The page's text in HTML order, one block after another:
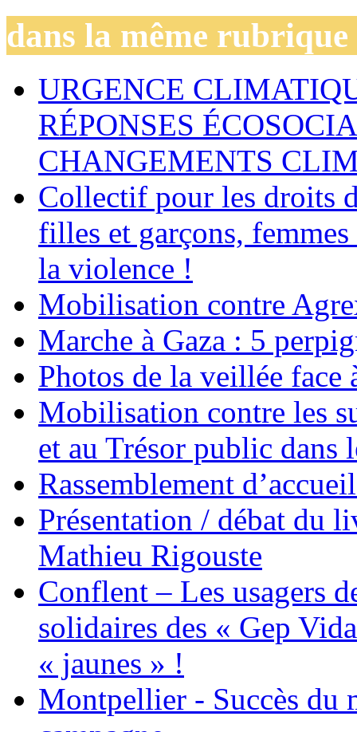
dans la même rubrique
URGENCE
RÉPONSES
CHANGEMENTS
Collectif pour les droits
filles et garçons,
la violence !
Mobilisation contre
Marche à Gaza : 5
Photos de la veillée face
Mobilisation contre les
et au Trésor public dans
Rassemblement
Présentation / débat du
Mathieu Rigouste
Conflent – Les usagers
solidaires des « Gep
« jaunes » !
Montpellier - Succès du